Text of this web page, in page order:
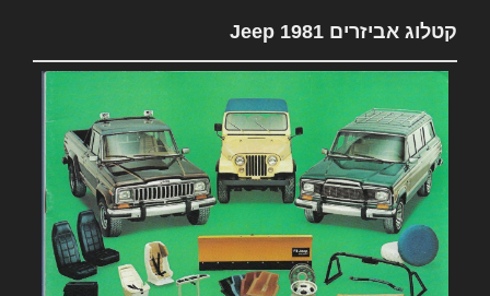
קטלוג אביזרים 1981 Jeep